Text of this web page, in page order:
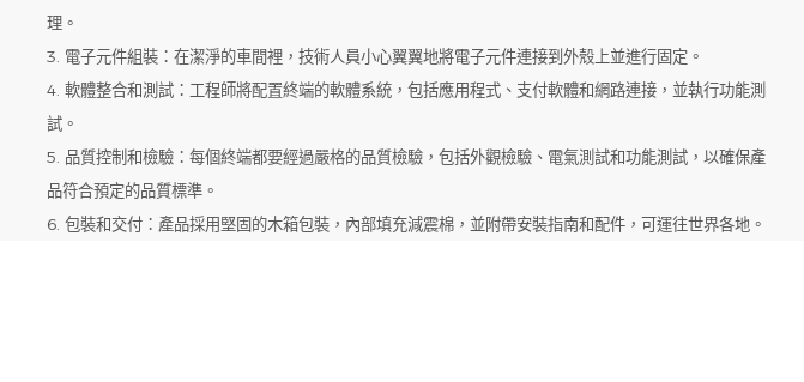
理。
3. 電子元件組裝：在潔淨的車間裡，技術人員小心翼翼地將電子元件連接到外殼上並進行固定。
4. 軟體整合和測試：工程師將配置終端的軟體系統，包括應用程式、支付軟體和網路連接，並執行功能測
試。
5. 品質控制和檢驗：每個終端都要經過嚴格的品質檢驗，包括外觀檢驗、電氣測試和功能測試，以確保產
品符合預定的品質標準。
6. 包裝和交付：產品採用堅固的木箱包裝，內部填充減震棉，並附帶安裝指南和配件，可運往世界各地。